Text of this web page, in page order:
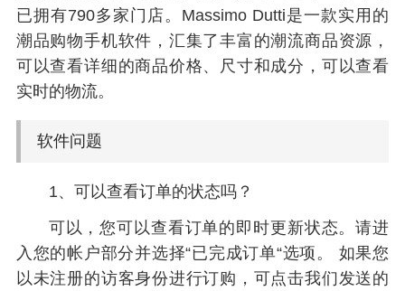
已拥有790多家门店。Massimo Dutti是一款实用的
潮品购物手机软件，汇集了丰富的潮流商品资源，
可以查看详细的商品价格、尺寸和成分，可以查看
实时的物流。
软件问题
1、可以查看订单的状态吗？
可以，您可以查看订单的即时更新状态。请进
入您的帐户部分并选择“已完成订单“选项。 如果您
以未注册的访客身份进行订购，可点击我们发送的